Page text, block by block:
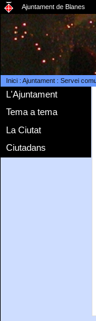
Ajuntament de Blanes
Inici: Ajuntament: Servei
L'Ajuntament
Tema a tema
La Ciutat
Ciutadans